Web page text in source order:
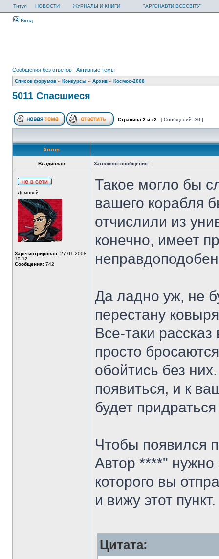
Титул НОВОСТИ ЖУРНАЛЫ И КНИГИ "АРГОНАВТИ ВСЕСВІТУ"
Вход
Сообщения без ответов | Активные темы
Список форумов » Конкурсы » Архив » Космос-2008
5011 Спасшиеся
Страница 2 из 2 [ Сообщений: 30 ]
Автор
Владислав Заголовок сообщения:
Домовой
Зарегистрирован: 27.01.2008
15:12
Сообщения: 742
Такое могло бы
вашего корабля
отчислили из
конечно, имеет
Да ладно уж, не
перестану
Все-таки
просто
обойтись без
появиться, и к
будет
Чтобы появился
Автор ****"
которого вы
и вижу этот пункт.
Цитата: